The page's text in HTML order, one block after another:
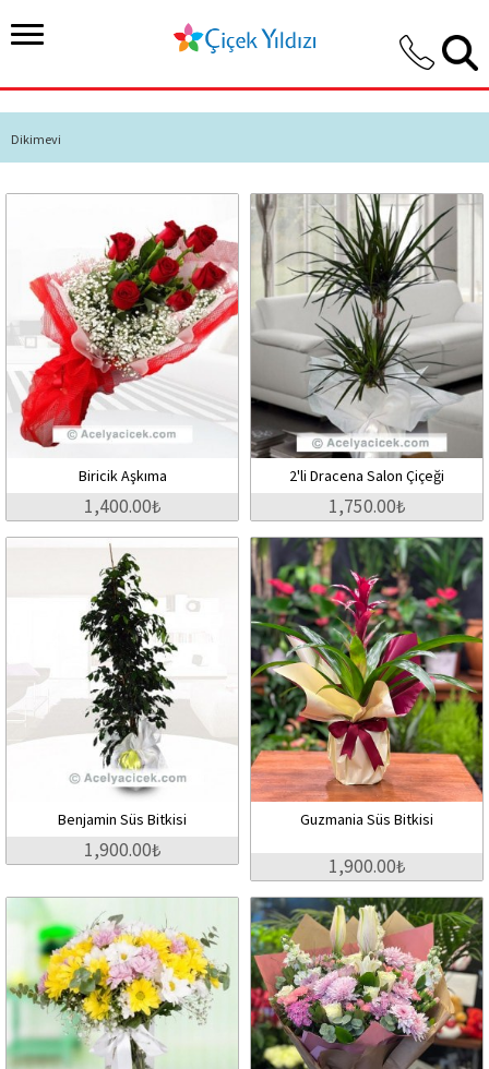
Dikimevi
Biricik Aşkıma
1,400.00₺
2'li Dracena Salon Çiçeği
1,750.00₺
Benjamin Süs Bitkisi
1,900.00₺
Guzmania Süs Bitkisi
1,900.00₺